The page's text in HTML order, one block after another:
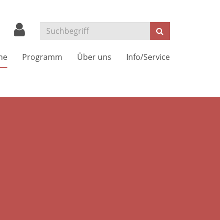
Suchen
Programm Über uns Info/Service